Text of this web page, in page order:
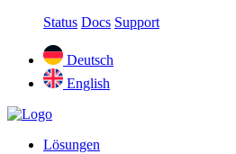
Status Docs Support
Deutsch
English
Lösungen